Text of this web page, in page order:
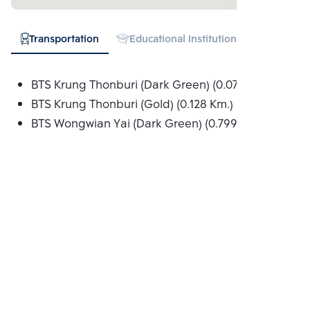
Transportation Educational Institution
BTS Krung Thonburi (Dark Green) (0.075 Km.)
BTS Krung Thonburi (Gold) (0.128 Km.)
BTS Wongwian Yai (Dark Green) (0.799 Km.)